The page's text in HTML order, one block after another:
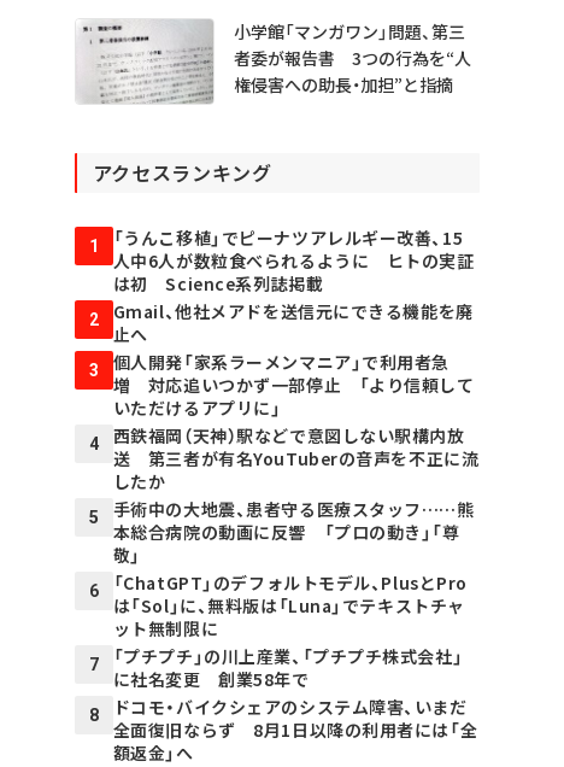
小学館「マンガワン」問題、第三
者委が報告書 3つの行為を“人
権侵害への助長・加担”と指摘
アクセスランキング
1
「うんこ移植」でピーナツアレルギー改善、15
人中6人が数粒食べられるように ヒトの実証
は初 Science系列誌掲載
2
Gmail、他社メアドを送信元にできる機能を廃
止へ
3
個人開発「家系ラーメンマニア」で利用者急
増 対応追いつかず一部停止 「より信頼して
いただけるアプリに」
4
西鉄福岡（天神）駅などで意図しない駅構内放
送 第三者が有名YouTuberの音声を不正に流
したか
5
手術中の大地震、患者守る医療スタッフ……熊
本総合病院の動画に反響 「プロの動き」「尊
敬」
6
「ChatGPT」のデフォルトモデル、PlusとPro
は「Sol」に、無料版は「Luna」でテキストチャ
ット無制限に
7
「プチプチ」の川上産業、「プチプチ株式会社」
に社名変更 創業58年で
8
ドコモ・バイクシェアのシステム障害、いまだ
全面復旧ならず 8月1日以降の利用者には「全
額返金」へ